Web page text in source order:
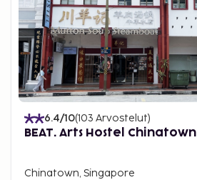
6.4/10(103 Arvostelut)
BEAT. Arts Hostel Chinatown
Chinatown, Singapore